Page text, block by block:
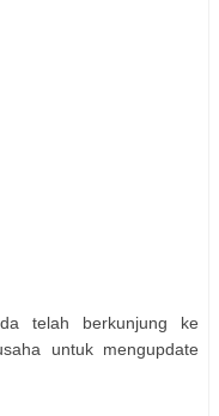
telah berkunjung ke
untuk mengupdate